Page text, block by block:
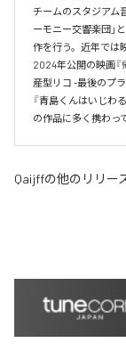
チームのスタジアム
ーモニー交響楽団」
作を行う。近年では
2024年公開の映画『
産型リコ -最後のプ
『青島くんはいじわ
の作品に多く携わっ
Qaijffの他のリリー